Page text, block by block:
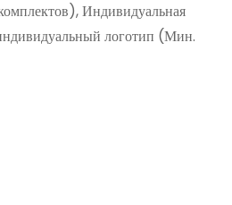
Индивидуальная
логотип (Мин.